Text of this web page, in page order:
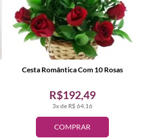
COMPRAR
3x de R$ 64,16
R$192,49
Cesta Romântica Com 10 Rosas